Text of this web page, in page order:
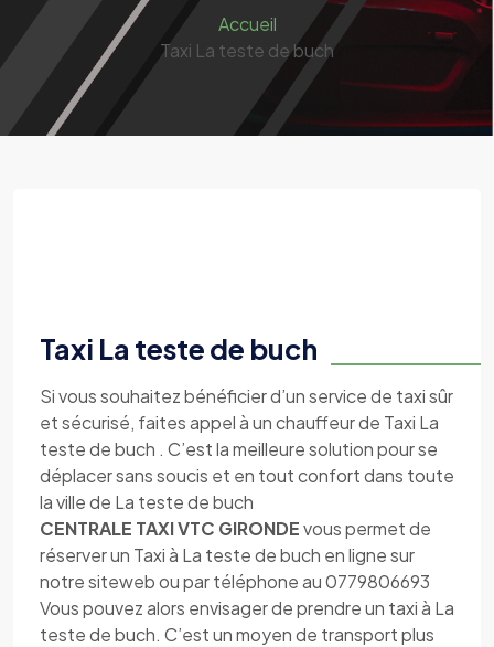
Accueil
Taxi La teste de buch
Taxi La teste de buch
Si vous souhaitez bénéficier d’un service de taxi sûr
et sécurisé, faites appel à un chauffeur de Taxi La
teste de buch . C’est la meilleure solution pour se
déplacer sans soucis et en tout confort dans toute
la ville de La teste de buch
CENTRALE TAXI VTC GIRONDEvous permet de
réserver un Taxi à La teste de buch en ligne sur
notre siteweb ou par téléphone au 0779806693
Vous pouvez alors envisager de prendre un taxi à La
teste de buch. C’est un moyen de transport plus